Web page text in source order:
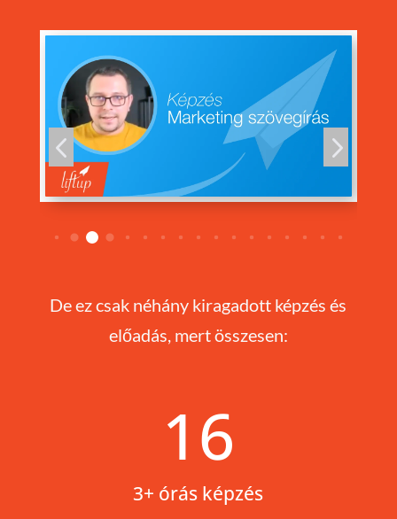
4 5
De ez csak néhány kiragadott képzés és
előadás, mert összesen:
16
3+ órás képzés